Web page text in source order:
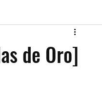
de Oro]